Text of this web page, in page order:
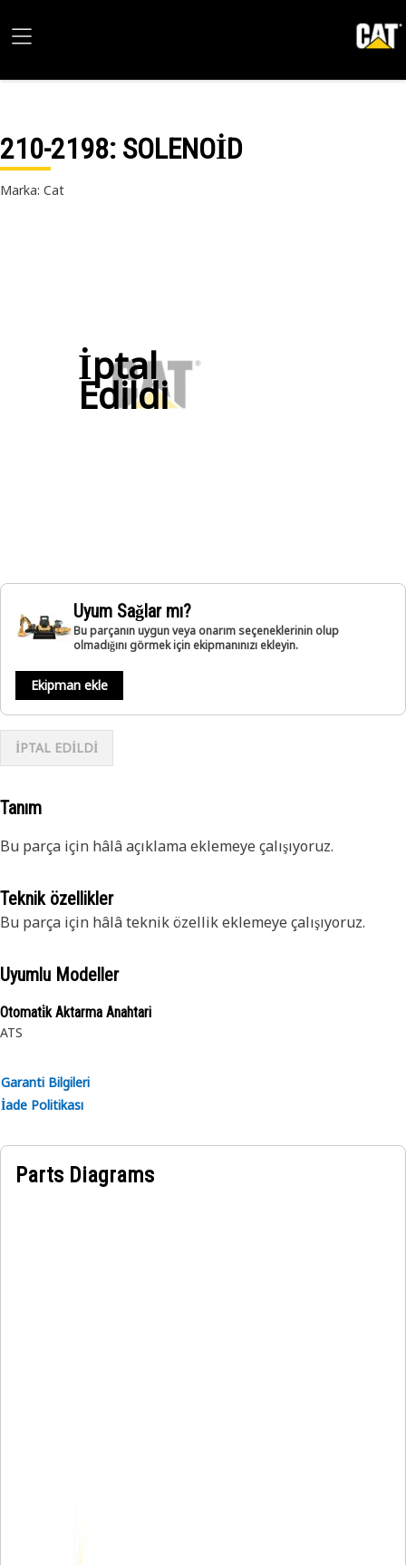
210-2198: SOLENOİD
Marka: Cat
İptal
Edildi
Uyum Sağlar mı?
Bu parçanın uygun veya onarım seçeneklerinin olup
olmadığını görmek için ekipmanınızı ekleyin.
Ekipman ekle
İPTAL EDİLDİ
Tanım
Bu parça için hâlâ açıklama eklemeye çalışıyoruz.
Teknik özellikler
Bu parça için hâlâ teknik özellik eklemeye çalışıyoruz.
Uyumlu Modeller
Otomati̇k Aktarma Anahtari
ATS
Garanti Bilgileri
İade Politikası
Parts Diagrams